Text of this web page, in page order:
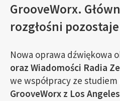
GrooveWorx.
rozgłośni pozostaje
Nowa oprawa dźwiękowa
oraz Wiadomości Radia
we współpracy ze
GrooveWorx z Los Angeles